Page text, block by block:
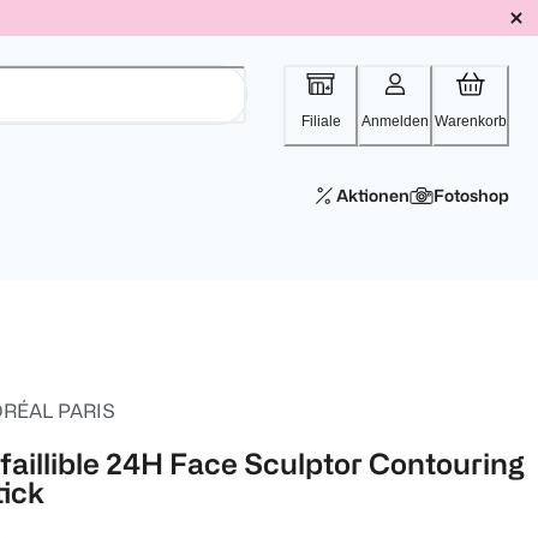
Filiale Anmelden Warenkorb
Aktionen Fotoshop
PARIS
24H Face Sculptor Contouring